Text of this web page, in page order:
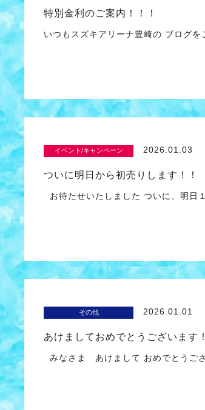
特別金利のご案内！！！
いつもスズキアリーナ豊崎の ブログ
イベント/キャンペーン 2026.01.03
ついに明日から初売りします！！
お待たせいたしました ついに、明
その他 2026.01.01
あけましておめでとうございます！
みなさま あけまして おめでとうご